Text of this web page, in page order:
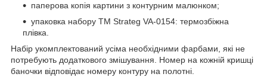
паперова копія картини з контурним малюнком;
упаковка набору ТМ Strateg VA-0154: термозбіжна
плівка.
Набір укомплектований усіма необхідними фарбами, які не
потребують додаткового змішування. Номер на кожній кришці
баночки відповідає номеру контуру на полотні.